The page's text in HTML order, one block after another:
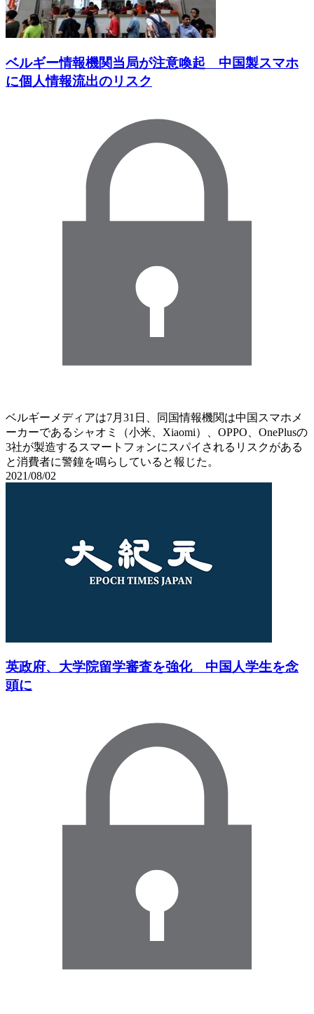
ベルギー情報機関当局が注意喚起 中国製スマホ
に個人情報流出のリスク
ベルギーメディアは7月31日、同国情報機関は中国スマホメ
ーカーであるシャオミ（小米、Xiaomi）、OPPO、OnePlusの
3社が製造するスマートフォンにスパイされるリスクがある
と消費者に警鐘を鳴らしていると報じた。
2021/08/02
英政府、大学院留学審査を強化 中国人学生を念
頭に